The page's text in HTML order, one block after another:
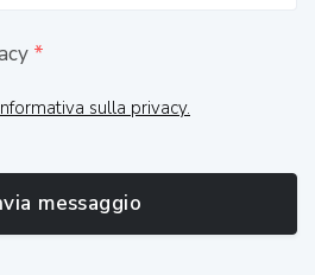
*
sulla privacy.
messaggio